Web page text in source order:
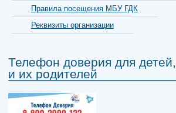
Правила посещения МБУ ГДК
Реквизиты организации
Телефон доверия для
и их родителей